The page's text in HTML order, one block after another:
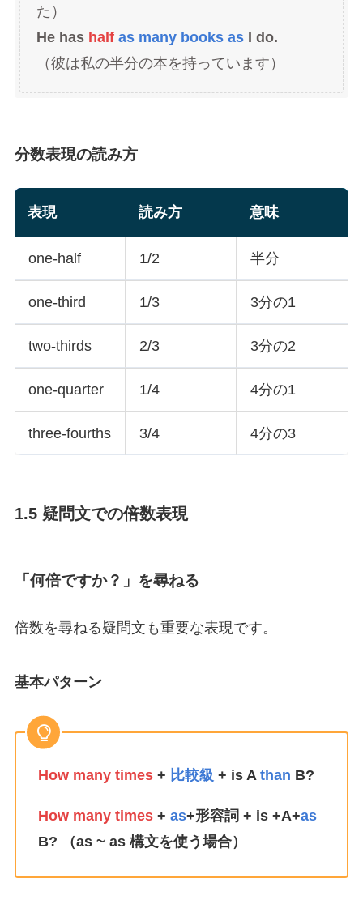
た）
He has half as many books asI do.
（彼は私の半分の本を持っています）
分数表現の読み方
表現 読み方 意味
one-half 1/2 半分
one-third 1/3 3分の1
two-thirds 2/3 3分の2
one-quarter 1/4 4分の1
three-fourths 3/4 4分の3
1.5 疑問文での倍数表現
「何倍ですか？」を尋ねる
倍数を尋ねる疑問文も重要な表現です。
基本パターン
How many times+ 比較級 + is A than B?
How many times+ as+形容詞 + is +A+as
B? （as ~ as 構文を使う場合）